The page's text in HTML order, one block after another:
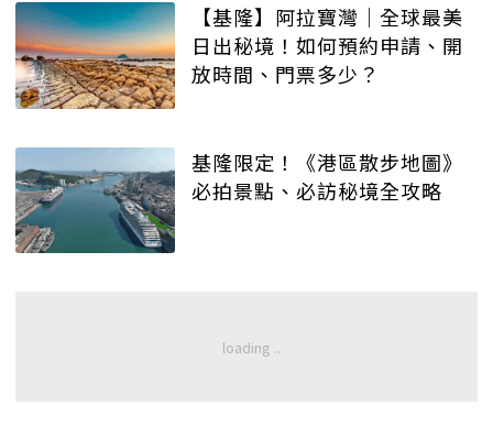
【基隆】阿拉寶灣│全球最美
日出秘境！如何預約申請、開
放時間、門票多少？
基隆限定！《港區散步地圖》
必拍景點、必訪秘境全攻略